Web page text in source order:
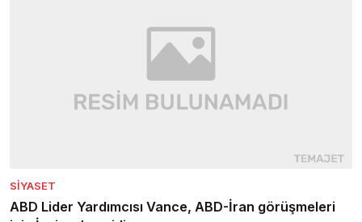
SIYASET
ABD Lider Yardımcısı Vance, ABD-İran görüşmeleri